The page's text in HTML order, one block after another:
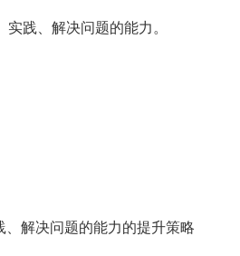
践、解决问题的能力。
解决问题的能力的提升策略